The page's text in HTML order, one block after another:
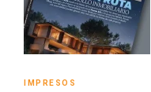
IMPRESOS